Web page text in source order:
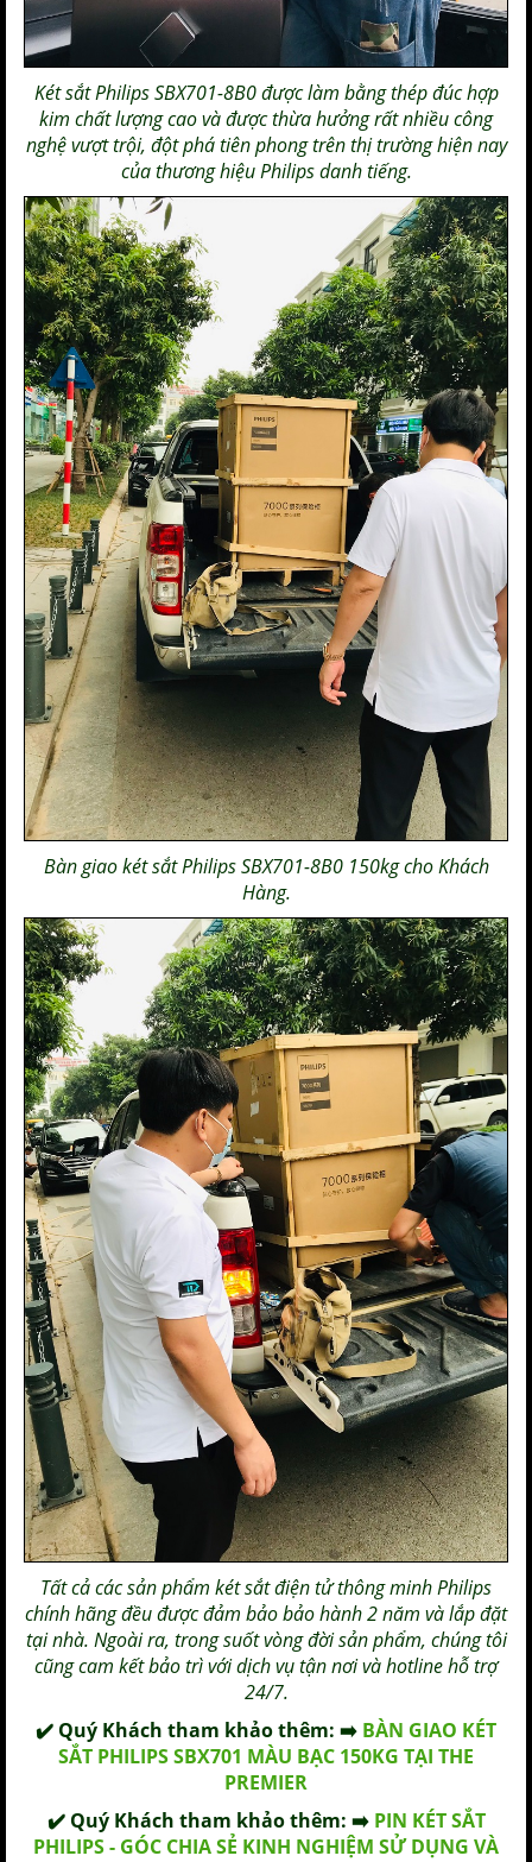
Két sắt PhilipsSBX701-8B0 được làm bằng thép đúc hợp
kim chất lượng cao và được thừa hưởng rất nhiều công
nghệ vượt trội, đột phá tiên phong trên thị trường hiện nay
của thương hiệuPhilipsdanh tiếng.
Bàn giaokét sắt Philips SBX701-8B0 150kgcho Khách
Hàng.
Tất cả các sản phẩm két sắt điện tử thông minh Philips
chính hãng đều được đảm bảo bảo hành 2 năm và lắp đặt
tại nhà. Ngoài ra, trong suốt vòng đời sản phẩm, chúng tôi
cũng cam kết bảo trì với dịch vụ tận nơi và hotline hỗ trợ
24/7.
✔️ Quý Khách tham khảo thêm: ➡️ BÀN GIAO KÉT
SẮT PHILIPS SBX701 MÀU BẠC 150KG TẠI THE
PREMIER
✔️ Quý Khách tham khảo thêm: ➡️ PIN KÉT SẮT
PHILIPS - GÓC CHIA SẺ KINH NGHIỆM SỬ DỤNG VÀ